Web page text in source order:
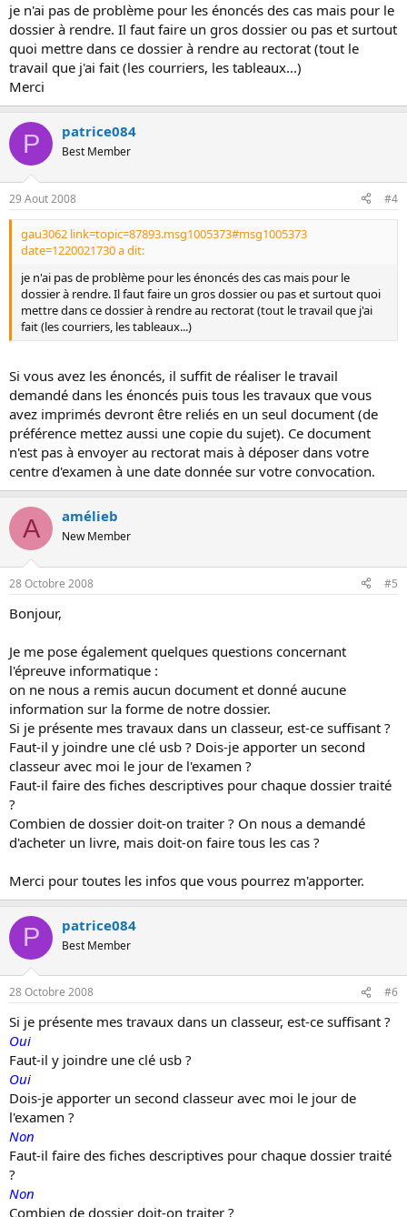
je n'ai pas de problème pour les énoncés des cas mais pour le
dossier à rendre. Il faut faire un gros dossier ou pas et surtout
quoi mettre dans ce dossier à rendre au rectorat (tout le
travail que j'ai fait (les courriers, les tableaux...)
Merci
P patrice084
Best Member
29 Aout 2008 #4
gau3062 link=topic=87893.msg1005373#msg1005373
date=1220021730 a dit:
je n'ai pas de problème pour les énoncés des cas mais pour le
dossier à rendre. Il faut faire un gros dossier ou pas et surtout quoi
mettre dans ce dossier à rendre au rectorat (tout le travail que j'ai
fait (les courriers, les tableaux...)
Si vous avez les énoncés, il suffit de réaliser le travail
demandé dans les énoncés puis tous les travaux que vous
avez imprimés devront être reliés en un seul document (de
préférence mettez aussi une copie du sujet). Ce document
n'est pas à envoyer au rectorat mais à déposer dans votre
centre d'examen à une date donnée sur votre convocation.
A amélieb
New Member
28 Octobre 2008 #5
Bonjour,
Je me pose également quelques questions concernant
l'épreuve informatique :
on ne nous a remis aucun document et donné aucune
information sur la forme de notre dossier.
Si je présente mes travaux dans un classeur, est-ce suffisant ?
Faut-il y joindre une clé usb ? Dois-je apporter un second
classeur avec moi le jour de l'examen ?
Faut-il faire des fiches descriptives pour chaque dossier traité
?
Combien de dossier doit-on traiter ? On nous a demandé
d'acheter un livre, mais doit-on faire tous les cas ?
Merci pour toutes les infos que vous pourrez m'apporter.
P patrice084
Best Member
28 Octobre 2008 #6
Si je présente mes travaux dans un classeur, est-ce suffisant ?
Oui
Faut-il y joindre une clé usb ?
Oui
Dois-je apporter un second classeur avec moi le jour de
l'examen ?
Non
Faut-il faire des fiches descriptives pour chaque dossier traité
?
Non
Combien de dossier doit-on traiter ?